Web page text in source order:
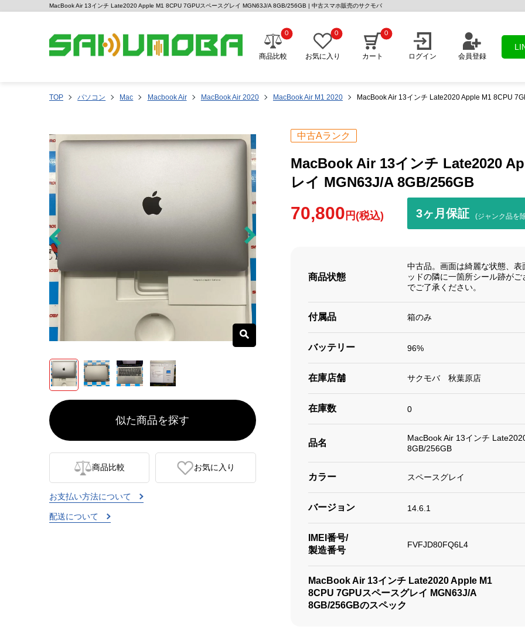
MacBook Air 13インチ Late2020 Apple M1 8CPU 7GPUスペースグレイ MGN63J/A 8GB/256GB | 中古スマホ販売のサクモバ
商品比較
0
お気に入り
0
カート
0
ログイン 会員登録
TOP パソコン Mac Macbook Air MacBook Air 2020 MacBook Air M1 2020 MacBook Air 13インチ Late2020 Apple M1 8CPU
似た商品を探す
商品比較 お気に入り
お支払い方法について
配送について
中古Aランク
MacBook Air 13インチ Late2020
レイ MGN63J/A 8GB/256GB
70,800 円(税込) 3ヶ月保証 (ジャンク品を
商品状態
中古品。画面は綺麗な状態、
ッドの隣に一箇所シール跡が
でご了承ください。
付属品 箱のみ
バッテリー 96%
在庫店舗 サクモバ 秋葉原店
在庫数 0
品名
MacBook Air 13インチ
8GB/256GB
カラー スペースグレイ
バージョン 14.6.1
IMEI番号/
製造番号
FVFJD80FQ6L4
MacBook Air 13インチ Late2020 Apple M1
8CPU 7GPUスペースグレイ MGN63J/A
8GB/256GBのスペック